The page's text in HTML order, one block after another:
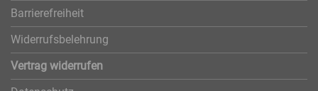
Barrierefreiheit
Widerrufsbelehrung
Vertrag widerrufen